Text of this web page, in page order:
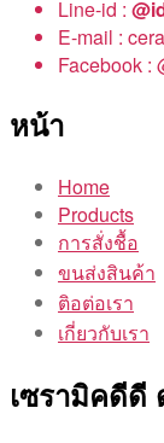
Line-id :
E-mail :
Facebook :
หน้า
Home
Products
การสั่งชื้อ
ขนส่งสินค้า
ติอต่อเรา
เกี่ยวกับเรา
เซรามิคดีดี